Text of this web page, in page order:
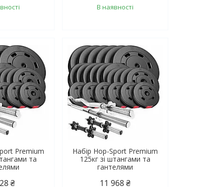
В наявності
Premium
та
₴
Набір Hop-Sport Premium
125кг зі штангами та
гантелями
11 968 ₴